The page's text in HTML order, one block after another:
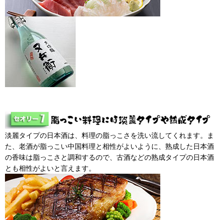
淡麗タイプの日本酒は、料理の脂っこさを洗い流してくれます。ま
た、老酒が脂っこい中国料理と相性がよいように、熟成した日本酒
の香味は脂っこさと調和するので、古酒などの熟成タイプの日本酒
とも相性がよいと言えます。